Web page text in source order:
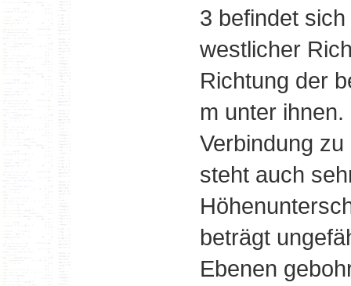
3 befindet
westlicher
Richtung der
m unter
Verbindung
steht auch
beträgt
Ebenen